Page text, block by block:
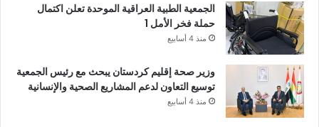
الجمعية الطبية العراقية الموحدة تعلن اكتمال
حملة فخر الأمل 1
منذ 4 أسابيع
وزير صحة إقليم كردستان يبحث مع رئيس الجمعية
توسيع التعاون لدعم المشاريع الصحية والإنسانية
منذ 4 أسابيع